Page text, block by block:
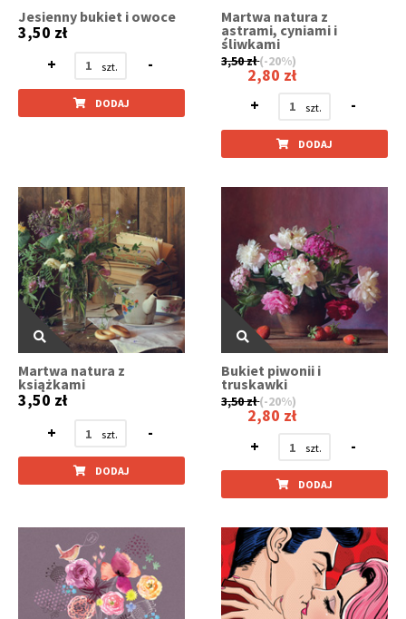
Jesienny bukiet i owoce
3,50 zł
+
-
DODAJ
Martwa natura z
astrami, cyniami i
śliwkami
3,50 zł(-20%)
2,80 zł
+
-
DODAJ
Martwa natura z
książkami
3,50 zł
+
-
DODAJ
Bukiet piwonii i
truskawki
3,50 zł(-20%)
2,80 zł
+
-
DODAJ